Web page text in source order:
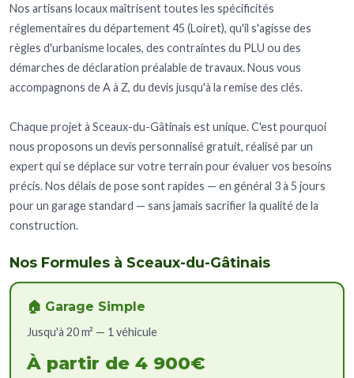
Nos artisans locaux maîtrisent toutes les spécificités
réglementaires du département 45 (Loiret), qu'il s'agisse des
règles d'urbanisme locales, des contraintes du PLU ou des
démarches de déclaration préalable de travaux. Nous vous
accompagnons de A à Z, du devis jusqu'à la remise des clés.
Chaque projet à Sceaux-du-Gâtinais est unique. C'est pourquoi
nous proposons un devis personnalisé gratuit, réalisé par un
expert qui se déplace sur votre terrain pour évaluer vos besoins
précis. Nos délais de pose sont rapides — en général 3 à 5 jours
pour un garage standard — sans jamais sacrifier la qualité de la
construction.
Nos Formules à Sceaux-du-Gâtinais
🏠 Garage Simple
Jusqu'à 20 m² — 1 véhicule
À partir de 4 900€